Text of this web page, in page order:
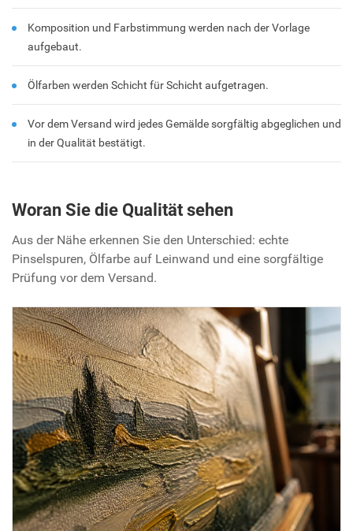
Komposition und Farbstimmung werden nach der Vorlage
aufgebaut.
Ölfarben werden Schicht für Schicht aufgetragen.
Vor dem Versand wird jedes Gemälde sorgfältig abgeglichen und
in der Qualität bestätigt.
Woran Sie die Qualität sehen
Aus der Nähe erkennen Sie den Unterschied: echte
Pinselspuren, Ölfarbe auf Leinwand und eine sorgfältige
Prüfung vor dem Versand.